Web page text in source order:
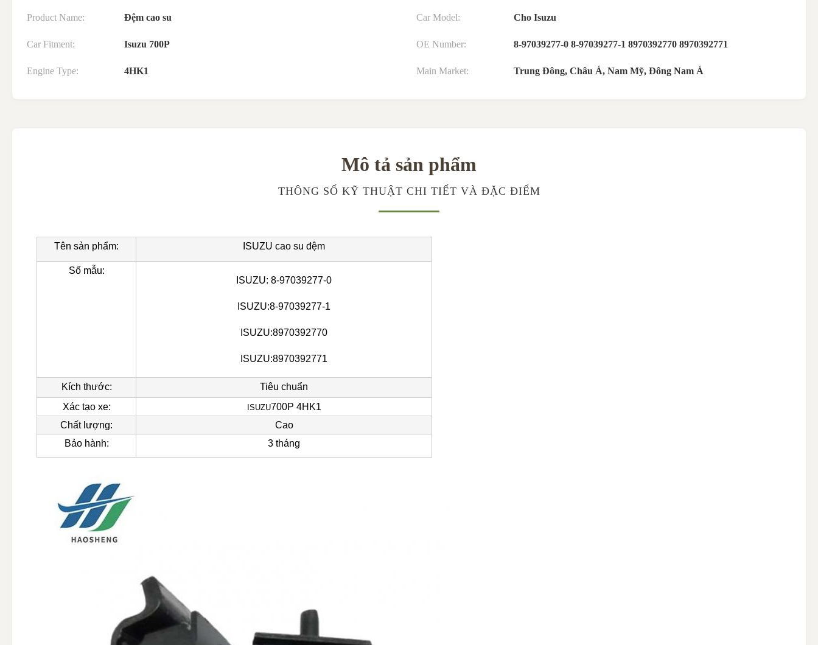
Product Name: Đệm cao su Car Model: Cho Isuzu
Car Fitment: Isuzu 700P OE Number: 8-97039277-0 8-97039277-1 8970392770 8970392771
Engine Type: 4HK1 Main Market: Trung Đông, Châu Á, Nam Mỹ, Đông Nam Á
Mô tả sản phẩm
THÔNG SỐ KỸ THUẬT CHI TIẾT VÀ ĐẶC ĐIỂM
Tên sản phẩm: ISUZU cao su đệm
Số mẫu:
ISUZU: 8-97039277-0
ISUZU:8-97039277-1
ISUZU:8970392770
ISUZU:8970392771
Kích thước:
Tiêu chuẩn
Xác tạo xe:
ISUZU700P 4HK1
Chất lượng:
Cao
Bảo hành:
3 tháng